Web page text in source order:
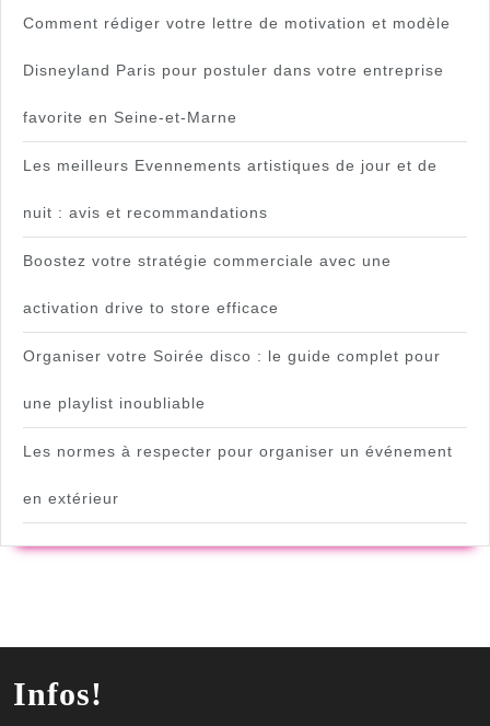
Comment rédiger votre lettre de motivation et modèle
Disneyland Paris pour postuler dans votre entreprise
favorite en Seine-et-Marne
Les meilleurs Evennements artistiques de jour et de
nuit : avis et recommandations
Boostez votre stratégie commerciale avec une
activation drive to store efficace
Organiser votre Soirée disco : le guide complet pour
une playlist inoubliable
Les normes à respecter pour organiser un événement
en extérieur
Infos!